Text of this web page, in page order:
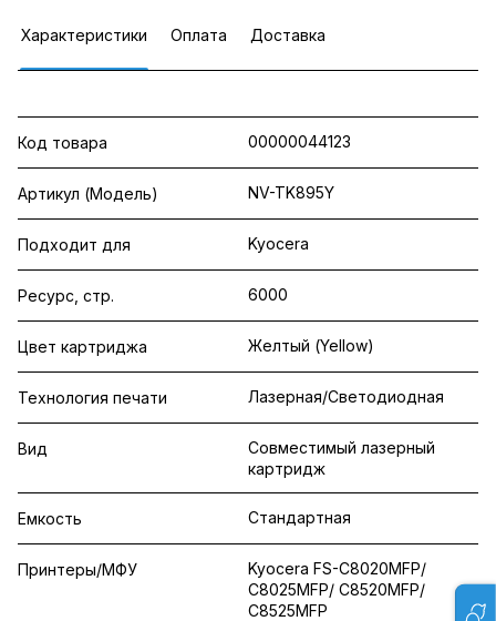
Характеристики Оплата Доставка
Код товара 00000044123
Артикул (Модель) NV-TK895Y
Подходит для Kyocera
Ресурс, стр. 6000
Цвет картриджа Желтый (Yellow)
Технология печати Лазерная/Светодиодная
Вид
Совместимый лазерный
картридж
Емкость Стандартная
Принтеры/МФУ
Kyocera FS-C8020MFP/
C8025MFP/ C8520MFP/
C8525MFP